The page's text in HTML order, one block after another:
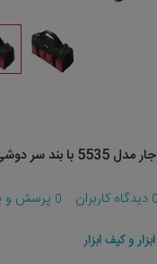
بند سر دوشی
0 دیدگاه کاربران 0 پرسش و
و کیف ابزار